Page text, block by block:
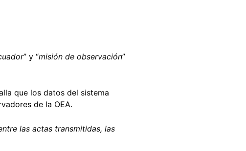
” y “misión de observación”
que los datos del sistema
de la OEA.
las actas transmitidas, las